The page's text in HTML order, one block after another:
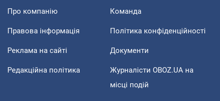
Про компанію Команда
Правова інформація Політика конфіденційності
Реклама на сайті Документи
Редакційна політика
Журналісти OBOZ.UA на
місці подій